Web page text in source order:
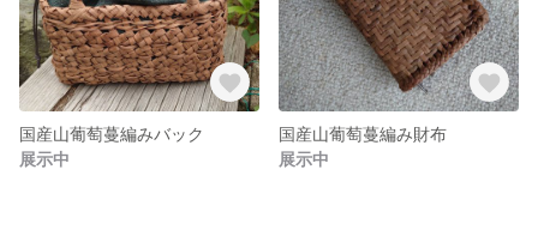
国産山葡萄蔓編みバック
展示中
国産山葡萄蔓編み財布
展示中